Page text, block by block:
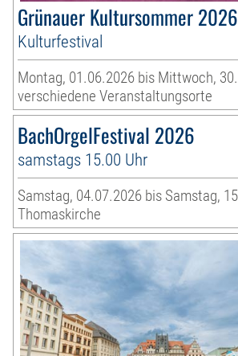
Grünauer Kultursommer 2026
Kulturfestival
Montag, 01.06.2026 bis Mittwoch,
verschiedene Veranstaltungsorte
BachOrgelFestival 2026
samstags 15.00 Uhr
Samstag, 04.07.2026 bis Samstag,
Thomaskirche